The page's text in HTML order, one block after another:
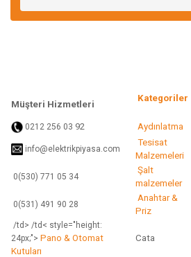
Müşteri Hizmetleri
Kategoriler
0212 256 03 92 Aydınlatma
info@elektrikpiyasa.com
Tesisat
Malzemeleri
0(530) 771 05 34
Şalt
malzemeler
0(531) 491 90 28
Anahtar &
Priz
/td> /td< style="height:
24px;"> Pano & Otomat
Kutuları
Cata